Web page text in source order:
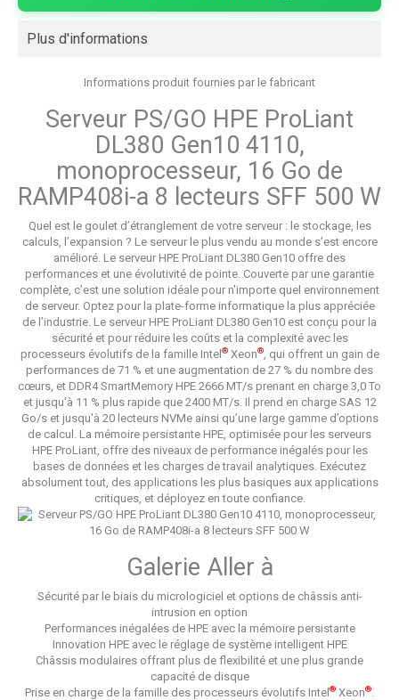
Plus d'informations
Informations produit fournies par le fabricant
Serveur PS/GO HPE ProLiant
DL380 Gen10 4110,
monoprocesseur, 16 Go de
RAMP408i-a 8 lecteurs SFF 500 W
Quel est le goulet d’étranglement de votre serveur : le stockage, les
calculs, l’expansion ? Le serveur le plus vendu au monde s’est encore
amélioré. Le serveur HPE ProLiant DL380 Gen10 offre des
performances et une évolutivité de pointe. Couverte par une garantie
complète, c’est une solution idéale pour n'importe quel environnement
de serveur. Optez pour la plate-forme informatique la plus appréciée
de l’industrie. Le serveur HPE ProLiant DL380 Gen10 est conçu pour la
sécurité et pour réduire les coûts et la complexité avec les
processeurs évolutifs de la famille Intel ®Xeon®, qui offrent un gain de
performances de 71 % et une augmentation de 27 % du nombre des
cœurs, et DDR4 SmartMemory HPE 2666 MT/s prenant en charge 3,0 To
et jusqu'à 11 % plus rapide que 2400 MT/s. Il prend en charge SAS 12
Go/s et jusqu'à 20 lecteurs NVMe ainsi qu’une large gamme d’options
de calcul. La mémoire persistante HPE, optimisée pour les serveurs
HPE ProLiant, offre des niveaux de performance inégalés pour les
bases de données et les charges de travail analytiques. Exécutez
absolument tout, des applications les plus basiques aux applications
critiques, et déployez en toute confiance.
Galerie Aller à
Sécurité par le biais du micrologiciel et options de châssis anti-
intrusion en option
Performances inégalées de HPE avec la mémoire persistante
Innovation HPE avec le réglage de système intelligent HPE
Châssis modulaires offrant plus de flexibilité et une plus grande
capacité de disque
Prise en charge de la famille des processeurs évolutifs Intel ® Xeon®